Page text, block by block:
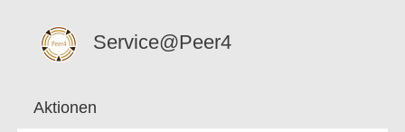
Service@Peer4
Aktionen